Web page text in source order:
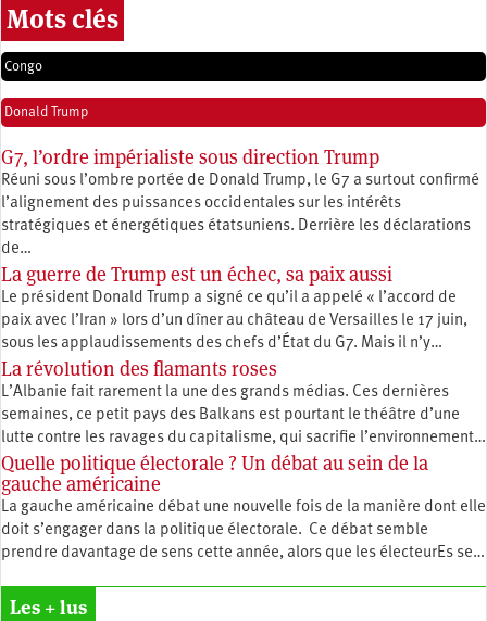
Mots clés
Congo
Donald Trump
G7, l’ordre impérialiste sous direction Trump
Réuni sous l’ombre portée de Donald Trump, le G7 a surtout confirmé
l’alignement des puissances occidentales sur les intérêts
stratégiques et énergétiques étatsuniens. Derrière les déclarations
de…
La guerre de Trump est un échec, sa paix aussi
Le président Donald Trump a signé ce qu’il a appelé « l’accord de
paix avec l’Iran » lors d’un dîner au château de Versailles le 17 juin,
sous les applaudissements des chefs d’État du G7. Mais il n’y…
La révolution des flamants roses
L’Albanie fait rarement la une des grands médias. Ces dernières
semaines, ce petit pays des Balkans est pourtant le théâtre d’une
lutte contre les ravages du capitalisme, qui sacrifie l’environnement…
Quelle politique électorale ? Un débat au sein de la
gauche américaine
La gauche américaine débat une nouvelle fois de la manière dont elle
doit s’engager dans la politique électorale. Ce débat semble
prendre davantage de sens cette année, alors que les électeurEs se…
Les + lus